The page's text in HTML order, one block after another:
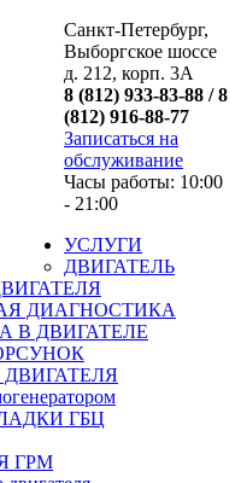
Санкт-Петербург,
Выборгское шоссе
д. 212, корп. 3А
8 (812) 933-83-88 / 8
(812) 916-88-77
Записаться на
обслуживание
Часы работы: 10:00
- 21:00
УСЛУГИ
ДВИГАТЕЛЬ
ДИАГНОСТИКА
В ДВИГАТЕЛЕ
ГБЦ
ГРМ